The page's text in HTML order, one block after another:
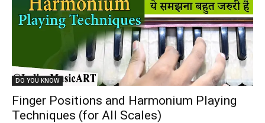
DO YOU KNOW
Finger Positions and Harmonium Playing
Techniques (for All Scales)